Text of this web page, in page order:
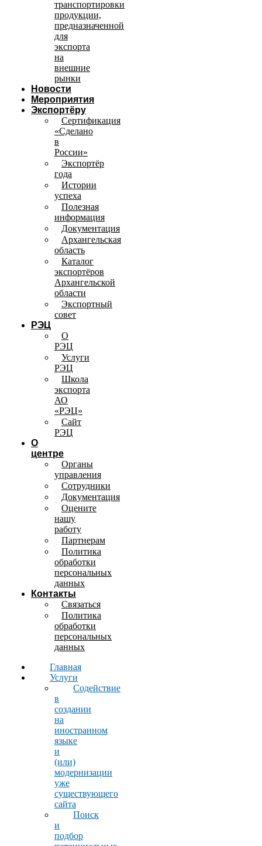
транспортировки
продукции,
предназначенной
для
экспорта
на
внешние
рынки
Новости
Мероприятия
Экспортёру
Сертификация
«Сделано
в
России»
Экспортёр
года
Истории
успеха
Полезная
информация
Документация
Архангельская
область
Каталог
экспортёров
Архангельской
области
Экспортный
совет
РЭЦ
О
РЭЦ
Услуги
РЭЦ
Школа
экспорта
АО
«РЭЦ»
Сайт
РЭЦ
О
центре
Органы
управления
Сотрудники
Документация
Оцените
нашу
работу
Партнерам
Политика
обработки
персональных
данных
Контакты
Связаться
Политика
обработки
персональных
данных
Главная
Услуги
Содействие
в
создании
на
иностранном
языке
и
(или)
модернизации
уже
существующего
сайта
Поиск
и
подбор